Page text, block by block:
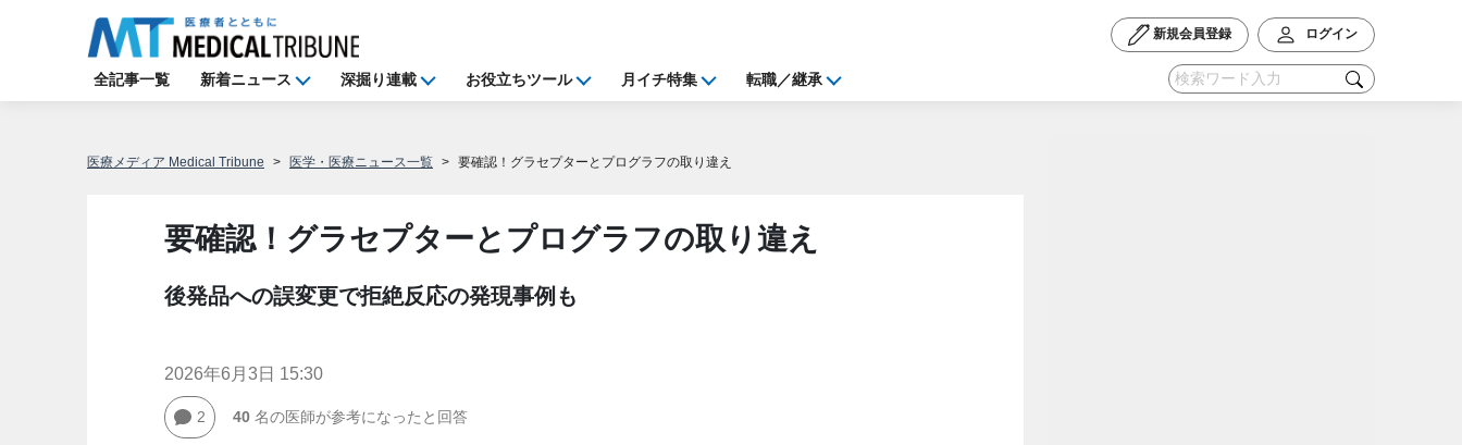
新規会員登録 ログイン
全記事一覧 新着ニュース 深掘り連載 お役立ちツール 月イチ特集 転職／継承
医療メディア Medical Tribune 医学・医療ニュース一覧 要確認！グラセプターとプログラフの取り違え
要確認！グラセプターとプログラフの取り違え
後発品への誤変更で拒絶反応の発現事例も
2026年6月3日 15:30
2 40名の医師が参考になったと回答